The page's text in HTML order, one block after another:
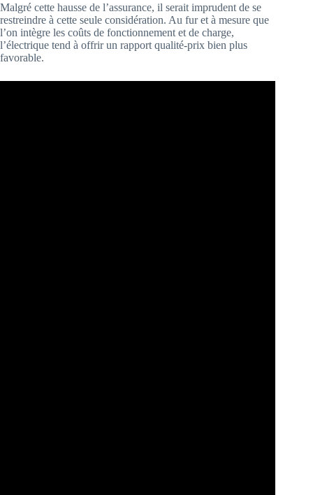
Malgré cette hausse de l’assurance, il serait imprudent de se
restreindre à cette seule considération. Au fur et à mesure que
l’on intègre les coûts de fonctionnement et de charge,
l’électrique tend à offrir un rapport qualité-prix bien plus
favorable.